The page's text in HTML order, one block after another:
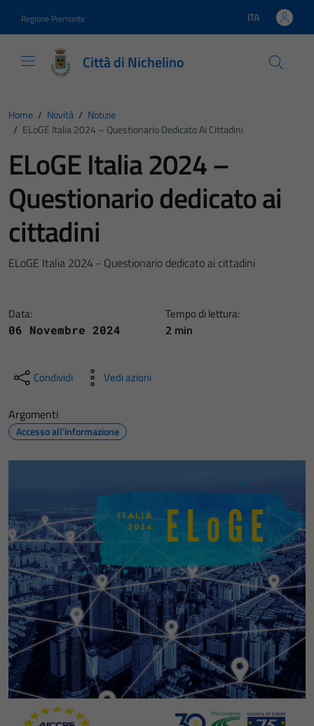
Regione Piemonte Lingua attiva:
ITA
Città di Nichelino
Home / Novità / Notizie
/ ELoGE Italia 2024 – Questionario Dedicato Ai Cittadini
ELoGE Italia 2024 –
Questionario dedicato ai
cittadini
ELoGE Italia 2024 - Questionario dedicato ai cittadini
Data:
06 Novembre 2024
Tempo di lettura:
2 min
Condividi Vedi azioni
Argomenti
Accesso all'informazione